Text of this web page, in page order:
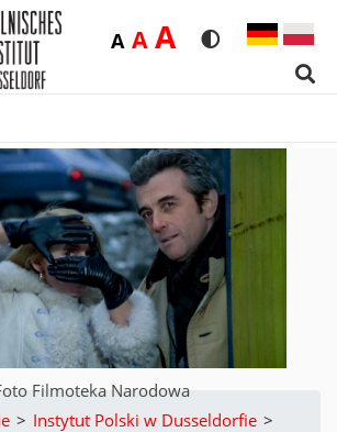
Rozmiar
ADomyślna
AŚrednia
ADużaWersja
Filmoteka Narodowa
> Instytut Polski w Dusseldorfie >